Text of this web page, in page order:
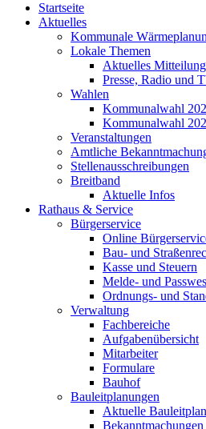
Startseite
Aktuelles
Kommunale
Lokale Themen
Aktuelles
Presse, Radio und
Wahlen
Kommunalwahl
Kommunalwahl
Veranstaltungen
Amtliche
Stellenausschreibungen
Breitband
Aktuelle Infos
Rathaus & Service
Bürgerservice
Online
Bau- und
Kasse und Steuern
Melde- und
Ordnungs- und
Verwaltung
Fachbereiche
Aufgabenübersicht
Mitarbeiter
Formulare
Bauhof
Bauleitplanungen
Aktuelle
Bekanntmachungen